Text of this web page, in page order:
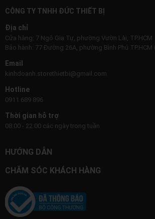
CÔNG TY TNHH ĐỨC THIẾT BỊ
Địa chỉ
Cửa hàng: 7 Ngô Gia Tự, phường Vườn Lài, TP.HCM
Bảo hành: 77 Đường 26A, phường Bình Phú TP.HCM
Email
kinhdoanh.storethietbi@gmail.com
Hotline
0911 689 896
Thời gian hỗ trợ
08:00 - 22:00 các ngày trong tuần
HƯỚNG DẪN
CHĂM SÓC KHÁCH HÀNG